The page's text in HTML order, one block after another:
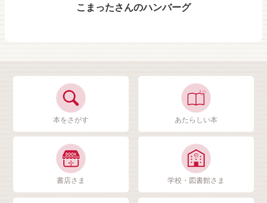
こまったさんのハンバーグ
本をさがす あたらしい本
書店さま 学校・図書館さま